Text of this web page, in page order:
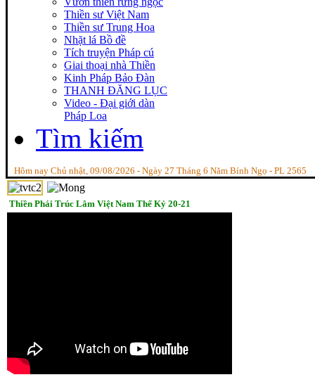
Thiền sư Việt Nam
Thiền sư Trung Hoa
Nhặt lá Bồ đề
Tích truyện Pháp cú
Giai thoại nhà Thiền
Kinh Pháp Bảo Đàn
THANH ĐĂNG LỤC
Video - Đại giới dàn
Pháp Loa
Tìm kiếm
Hôm nay Chủ nhật, 09/08/2026 - Ngày 27 Tháng 6 Năm Bính Ngọ - PL 2565
Thiền Phái Trúc Lâm Việt Nam Thế Kỷ 20-21